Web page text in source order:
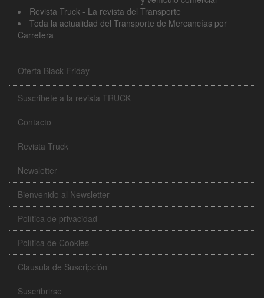
Revista Truck - La revista del Transporte
Toda la actualidad del Transporte de Mercancías por
Carretera
Oferta Black Friday
Suscribete a la revista TRUCK
Contacto
Revista Truck
Newsletter
Bienvenido al Newsletter
Política de privacidad
Política de Cookies
Clausula de Suscripción
Suscribrirse